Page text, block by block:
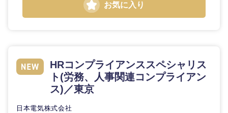
お気に入り
HRコンプライアンススペシャリス
ト(労務、人事関連コンプライアン
ス)／東京
日本電気株式会社